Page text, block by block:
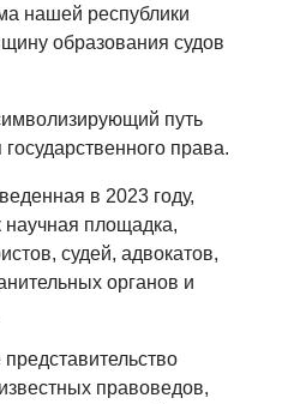
нашей республики
образования судов
путь
права.
в 2023 году,
научная площадка,
судей, адвокатов,
органов и
правоведов,